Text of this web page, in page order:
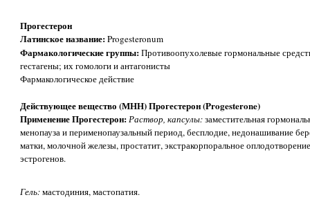
Прогестерон
Латинское название:Progesteronum
Фармакологические группы:Противоопухолевые гормональные
гестагены; их гомологи и антагонисты
Фармакологическое действие
Действующее вещество (МНН) Прогестерон (Progesterone)
Применение Прогестерон:Раствор, капсулы:заместительная
менопауза и перименопаузальный период, бесплодие, недонашивание
матки, молочной железы, простатит, экстракорпоральное
эстрогенов.
Гель:мастодиния, мастопатия.